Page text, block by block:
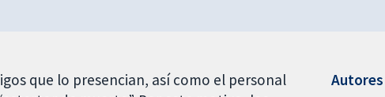
que lo presencian, así como el personal
Autores